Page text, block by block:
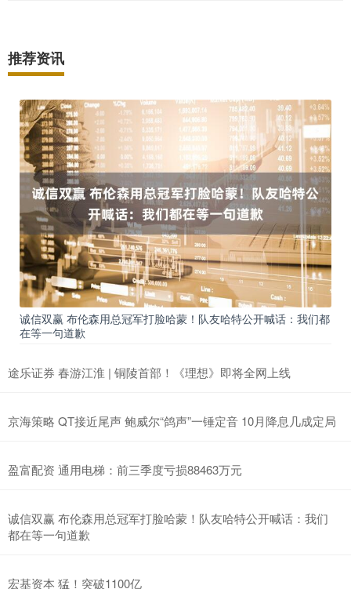
推荐资讯
诚信双赢 布伦森用总冠军打脸哈蒙！队友哈特公开喊话：我们都
在等一句道歉
途乐证券 春游江淮 | 铜陵首部！《理想》即将全网上线
京海策略 QT接近尾声 鲍威尔“鸽声”一锤定音 10月降息几成定局
盈富配资 通用电梯：前三季度亏损88463万元
诚信双赢 布伦森用总冠军打脸哈蒙！队友哈特公开喊话：我们
都在等一句道歉
宏基资本 猛！突破1100亿